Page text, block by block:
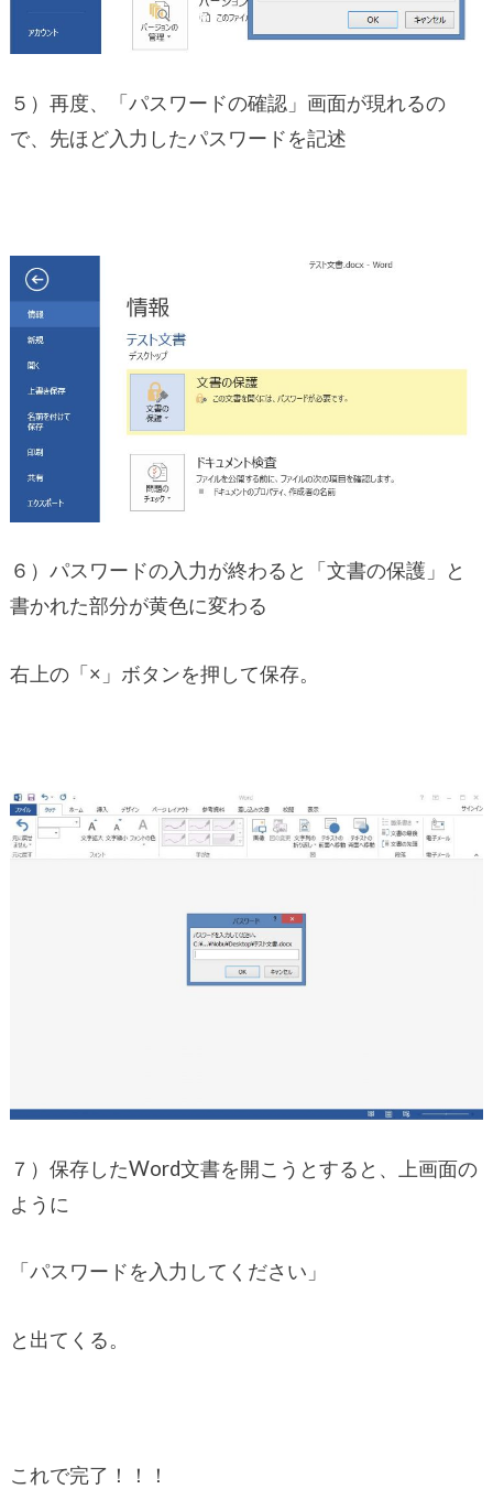
５）再度、「パスワードの確認」画面が現れるの
で、先ほど入力したパスワードを記述
６）パスワードの入力が終わると「文書の保護」と
書かれた部分が黄色に変わる
右上の「×」ボタンを押して保存。
７）保存したWord文書を開こうとすると、上画面の
ように
「パスワードを入力してください」
と出てくる。
これで完了！！！